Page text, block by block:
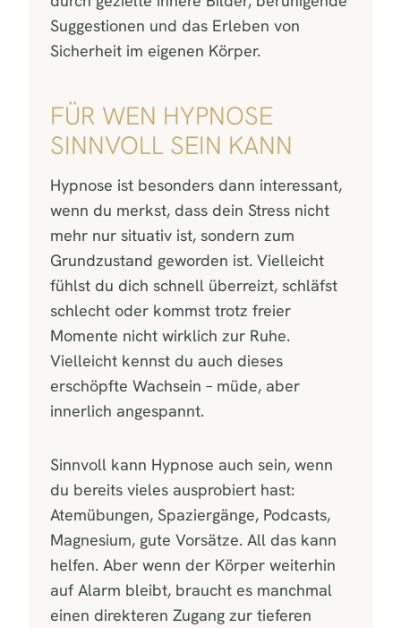
Suggestionen und das Erleben von
Sicherheit im eigenen Körper.
FÜR WEN HYPNOSE
SINNVOLL SEIN KANN
Hypnose ist besonders dann interessant,
wenn du merkst, dass dein Stress nicht
mehr nur situativ ist, sondern zum
Grundzustand geworden ist. Vielleicht
fühlst du dich schnell überreizt, schläfst
schlecht oder kommst trotz freier
Momente nicht wirklich zur Ruhe.
Vielleicht kennst du auch dieses
erschöpfte Wachsein – müde, aber
innerlich angespannt.
Sinnvoll kann Hypnose auch sein, wenn
du bereits vieles ausprobiert hast:
Atemübungen, Spaziergänge, Podcasts,
Magnesium, gute Vorsätze. All das kann
helfen. Aber wenn der Körper weiterhin
auf Alarm bleibt, braucht es manchmal
einen direkteren Zugang zur tieferen